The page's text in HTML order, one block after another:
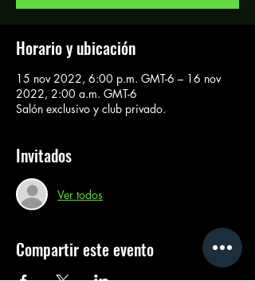
Horario y ubicación
15 nov 2022, 6:00 p.m. GMT-6 – 16 nov
2022, 2:00 a.m. GMT-6
Salón exclusivo y club privado.
Invitados
Ver todos
Compartir este evento